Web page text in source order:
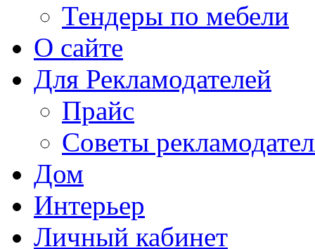
Тендеры по мебели
О сайте
Для Рекламодателей
Прайс
Советы
Дом
Интерьер
Личный кабинет